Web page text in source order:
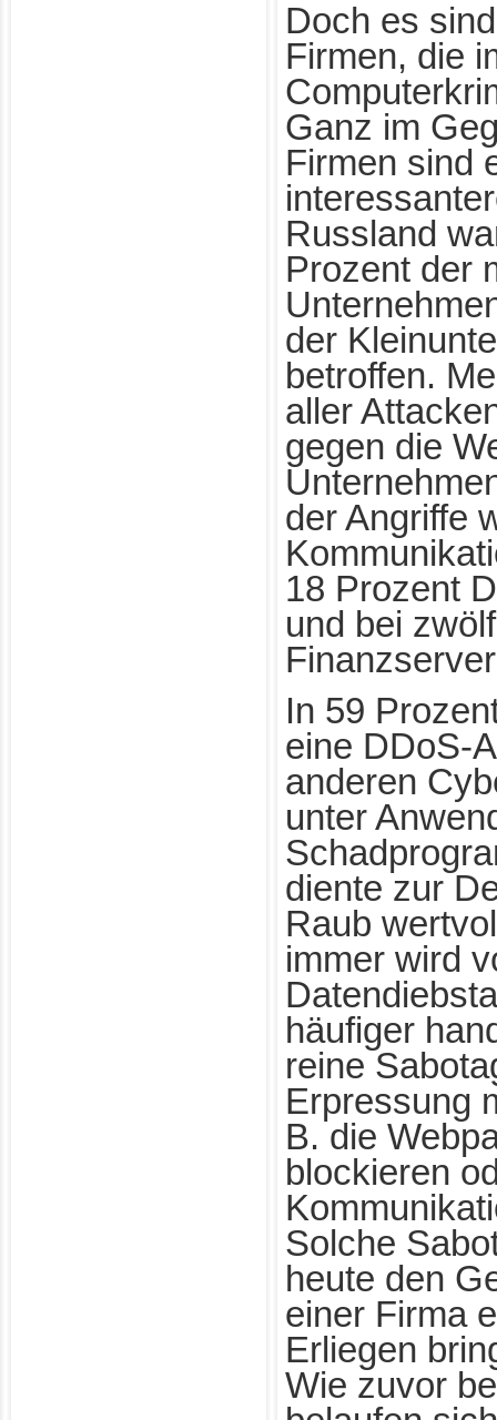
Doch es
Firmen, die
Ganz im
Firmen sind
Russland
Prozent der
der
betroffen.
aller
gegen die
der Angriffe
18 Prozent
und bei
In 59
eine DDoS-
anderen
unter
diente zur
Raub
immer wird
häufiger
reine
Erpressung
B. die
blockieren
Solche
heute den
einer Firma
Erliegen
Wie zuvor